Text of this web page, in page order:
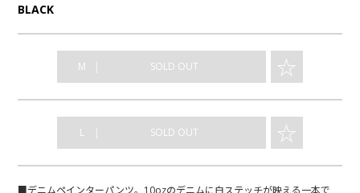
BLACK
M ｜ SOLD OUT ☆
L ｜ SOLD OUT ☆
■デニムペインターパンツ。10ozのデニムに白ステッチが映える一本で